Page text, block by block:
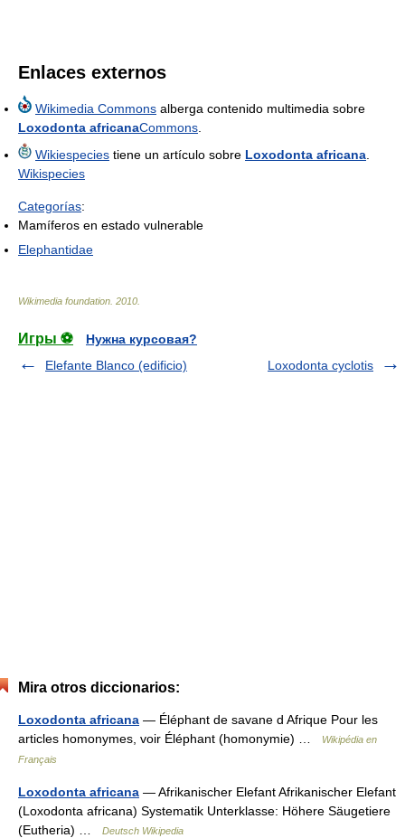
Enlaces externos
Wikimedia Commons alberga contenido multimedia sobre
Loxodonta africanaCommons
Wikiespecies tiene un artículo sobre Loxodonta africana
Wikispecies
Categorías:
Mamíferos en estado vulnerable
Elephantidae
Wikimedia foundation 2010
Игры ⚽
Нужна курсовая?
Elefante Blanco (edificio)
Loxodonta cyclotis
Mira otros diccionarios:
Loxodonta africana — Éléphant de savane d Afrique Pour les
articles homonymes, voir Éléphant (homonymie) …
Wikipédia en
Français
Loxodonta africana — Afrikanischer Elefant Afrikanischer Elefant
(Loxodonta africana) Systematik Unterklasse: Höhere Säugetiere
(Eutheria) …
Deutsch Wikipedia